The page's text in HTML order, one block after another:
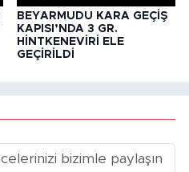
BEYARMUDU KARA GEÇİŞ
KAPISI’NDA 3 GR.
HİNTKENEVİRİ ELE
GEÇİRİLDİ